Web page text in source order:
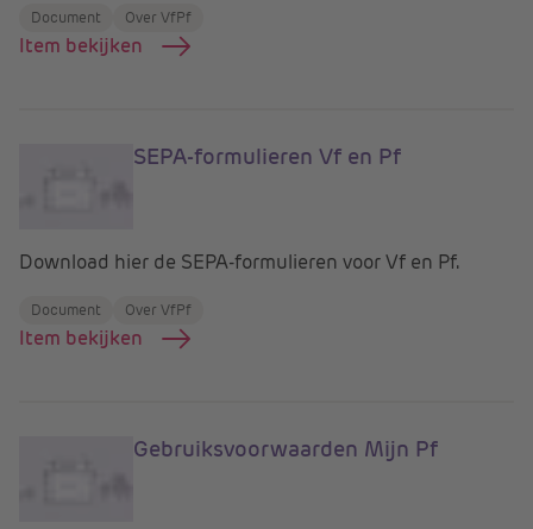
Document Over VfPf
Item bekijken
SEPA-formulieren Vf en Pf
Download hier de SEPA-formulieren voor Vf en Pf.
Document Over VfPf
Item bekijken
Gebruiksvoorwaarden Mijn Pf